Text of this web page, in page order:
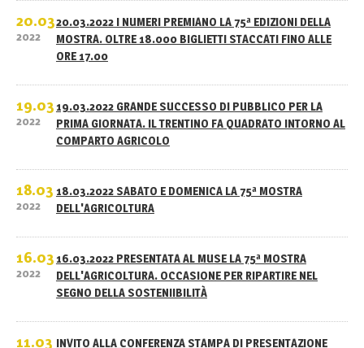
20.03
2022
20.03.2022 I NUMERI PREMIANO LA 75ª EDIZIONI DELLA
MOSTRA. OLTRE 18.000 BIGLIETTI STACCATI FINO ALLE
ORE 17.00
19.03
2022
19.03.2022 GRANDE SUCCESSO DI PUBBLICO PER LA
PRIMA GIORNATA. IL TRENTINO FA QUADRATO INTORNO AL
COMPARTO AGRICOLO
18.03
2022
18.03.2022 SABATO E DOMENICA LA 75ª MOSTRA
DELL'AGRICOLTURA
16.03
2022
16.03.2022 PRESENTATA AL MUSE LA 75ª MOSTRA
DELL'AGRICOLTURA. OCCASIONE PER RIPARTIRE NEL
SEGNO DELLA SOSTENIIBILITÀ
11.03 INVITO ALLA CONFERENZA STAMPA DI PRESENTAZIONE